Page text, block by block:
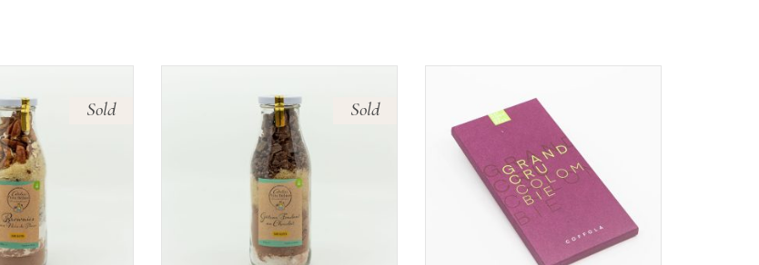
Sold Sold